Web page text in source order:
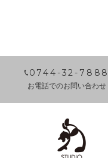
0744-32-7888
お電話でのお問い合わせ